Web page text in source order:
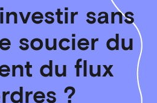
sans
soucier du
du flux
?